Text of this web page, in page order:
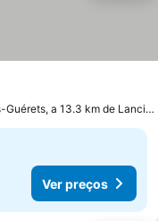
Saint-Jouan-des-Guérets, a 13.3 km de Lancieux
Ver preços